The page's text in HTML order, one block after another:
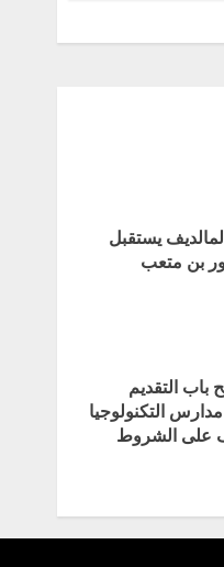
يستقبل
بن متعب
باب التقديم
التكنولوجيا
على الشروط